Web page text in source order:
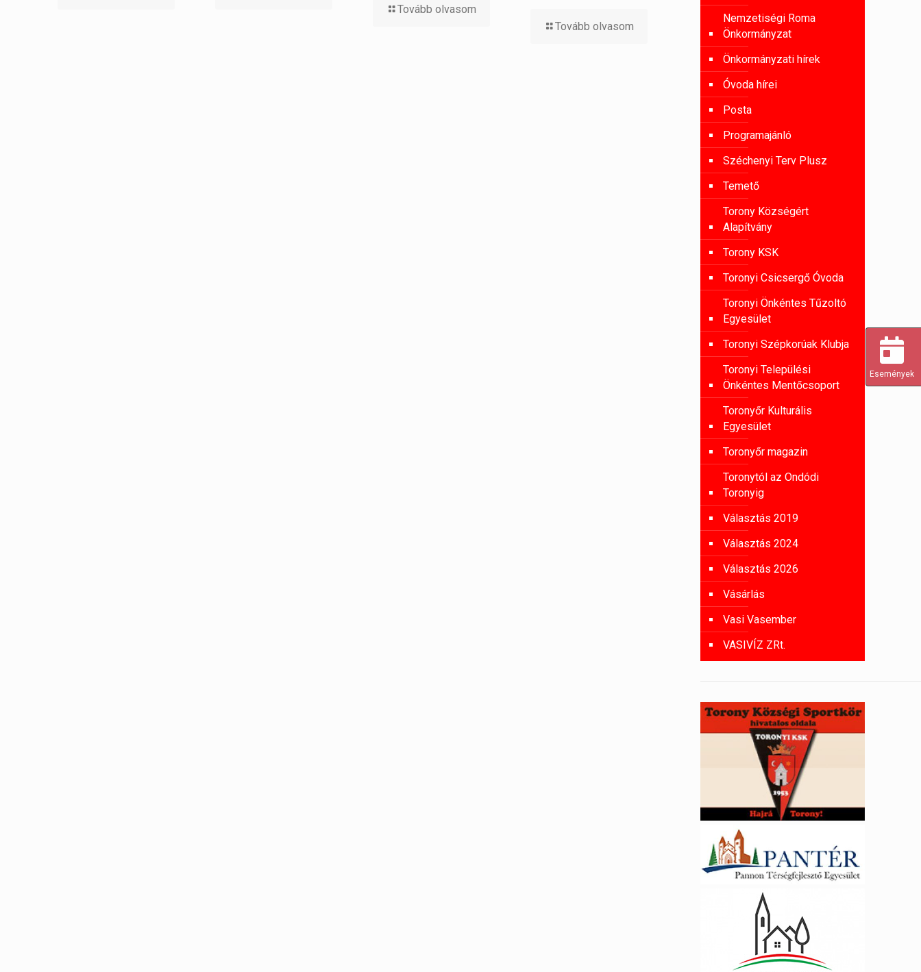
Tovább olvasom
Tovább olvasom
Nemzetiségi Roma
Önkormányzat
Önkormányzati hírek
Óvoda hírei
Posta
Programajánló
Széchenyi Terv Plusz
Temető
Torony Községért
Alapítvány
Torony KSK
Toronyi Csicsergő Óvoda
Toronyi Önkéntes Tűzoltó
Egyesület
Toronyi Szépkorúak Klubja
Toronyi Települési
Önkéntes Mentőcsoport
Toronyőr Kulturális
Egyesület
Toronyőr magazin
Toronytól az Ondódi
Toronyig
Választás 2019
Választás 2024
Választás 2026
Vásárlás
Vasi Vasember
VASIVÍZ ZRt.
Események